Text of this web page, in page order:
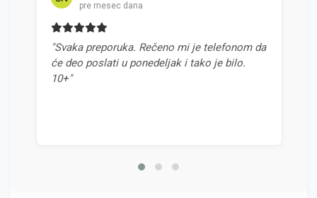
pre mesec dana
"Svaka preporuka. Rečeno mi je telefonom da
će deo poslati u ponedeljak i tako je bilo.